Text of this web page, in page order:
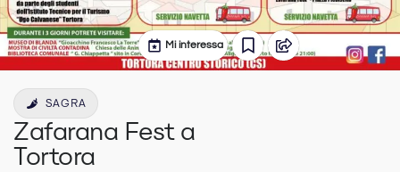
Mi interessa
SAGRA
Zafarana Fest a
Tortora